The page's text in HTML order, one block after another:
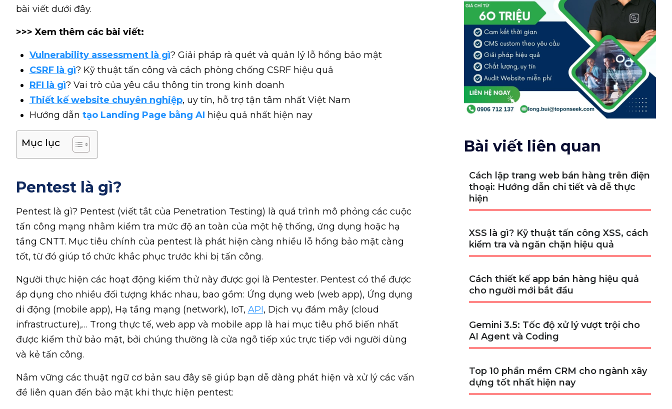
bài viết dưới đây.
>>> Xem thêm các bài viết:
Vulnerability assessment là gì? Giải pháp rà quét và quản lý lỗ hổng bảo mật
CSRF là gì? Kỹ thuật tấn công và cách phòng chống CSRF hiệu quả
RFI là gì? Vai trò của yêu cầu thông tin trong kinh doanh
Thiết kế website chuyên nghiệp, uy tín, hỗ trợ tận tâm nhất Việt Nam
Hướng dẫn tạo Landing Page bằng AI hiệu quả nhất hiện nay
Mục lục
Pentest là gì?
Pentest là gì? Pentest (viết tắt của Penetration Testing) là quá trình mô phỏng các cuộc
tấn công mạng nhằm kiểm tra mức độ an toàn của một hệ thống, ứng dụng hoặc hạ
tầng CNTT. Mục tiêu chính của pentest là phát hiện càng nhiều lỗ hổng bảo mật càng
tốt, từ đó giúp tổ chức khắc phục trước khi bị tấn công.
Người thực hiện các hoạt động kiểm thử này được gọi là Pentester. Pentest có thể được
áp dụng cho nhiều đối tượng khác nhau, bao gồm: Ứng dụng web (web app), Ứng dụng
di động (mobile app), Hạ tầng mạng (network), IoT, API, Dịch vụ đám mây (cloud
infrastructure),… Trong thực tế, web app và mobile app là hai mục tiêu phổ biến nhất
được kiểm thử bảo mật, bởi chúng thường là cửa ngõ tiếp xúc trực tiếp với người dùng
và kẻ tấn công.
Nắm vững các thuật ngữ cơ bản sau đây sẽ giúp bạn dễ dàng phát hiện và xử lý các vấn
đề liên quan đến bảo mật khi thực hiện pentest:
Bài viết liên quan
Cách lập trang web bán hàng trên điện
thoại: Hướng dẫn chi tiết và dễ thực
hiện
XSS là gì? Kỹ thuật tấn công XSS, cách
kiểm tra và ngăn chặn hiệu quả
Cách thiết kế app bán hàng hiệu quả
cho người mới bắt đầu
Gemini 3.5: Tốc độ xử lý vượt trội cho
AI Agent và Coding
Top 10 phần mềm CRM cho ngành xây
dựng tốt nhất hiện nay